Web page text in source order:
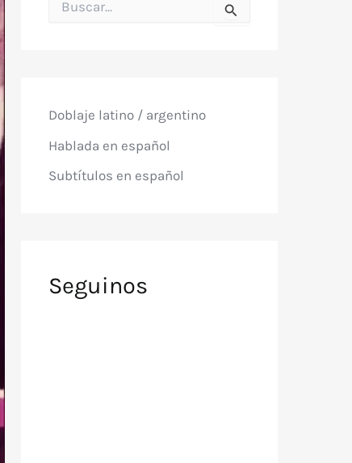
o
:
Doblaje latino / argentino
Hablada en español
Subtítulos en español
Seguinos